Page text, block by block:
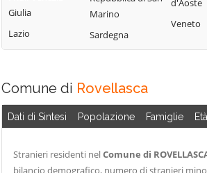
Cabiate
Cadorago
Canzo
Intimiano
Laglio
Laino
Lasnigo
Lezzeno
Limido Comasco
Livo
San
Schignano
Solbiate
Cagno
Giulia
Lazio
Marino
Sardegna
d'Aoste
Veneto
Comune di Rovellasca
Dati di Sintesi Popolazione Famiglie Età
Stranieri residenti nelComune di
bilancio demografico, numero di stranieri